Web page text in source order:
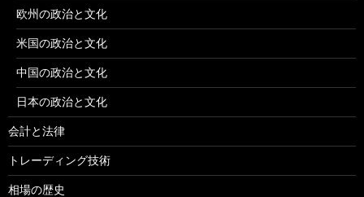
欧州の政治と文化
米国の政治と文化
中国の政治と文化
日本の政治と文化
会計と法律
トレーディング技術
相場の歴史